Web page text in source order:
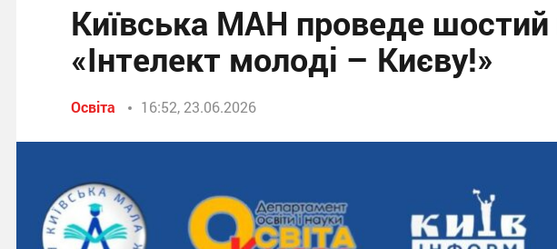
Київська МАН проведе шостий
«Інтелект молоді – Києву!»
Освіта 16:52, 23.06.2026